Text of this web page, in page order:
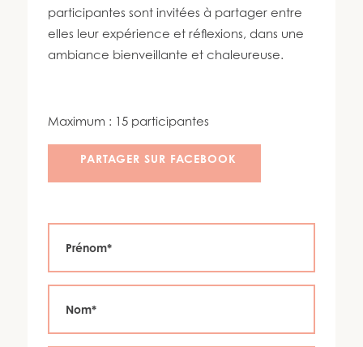
participantes sont invitées à partager entre
elles leur expérience et réflexions, dans une
ambiance bienveillante et chaleureuse.
Maximum : 15 participantes
PARTAGER SUR FACEBOOK